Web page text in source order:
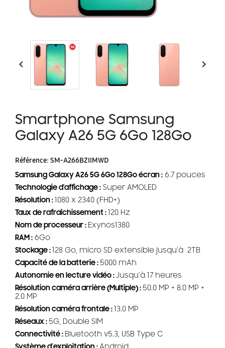
 
Smartphone Samsung
Galaxy A26 5G 6Go 128Go
Référence: SM-A266BZIIMWD
Samsung Galaxy A26 5G 6Go 128Go écran : 6.7 pouces
Technologie d'affichage : Super AMOLED
Résolution :1080 x 2340 (FHD+)
Taux de rafraîchissement :120 Hz
Nom de processeur : Exynos1380
RAM : 6Go
Stockage :128 Go, micro SD extensible jusqu’à 2TB
Capacité de la batterie : 5000 mAh
Autonomie en lecture vidéo :Jusqu’à 17 heures
Résolution caméra arrière (Multiple) : 50.0 MP + 8.0 MP +
2.0 MP
Résolution caméra frontale :13.0 MP
Réseaux : 5G, Double SIM
Connectivité : Bluetooth v5.3, USB Type C